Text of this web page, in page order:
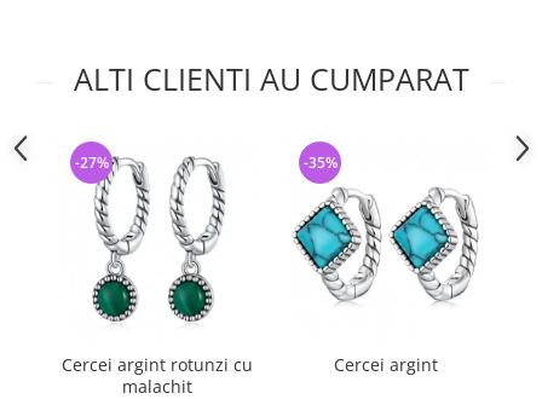
ALTI CLIENTI AU CUMPARAT
Cercei argint rotunzi cu
malachit
-27%
Cercei argint
-35%